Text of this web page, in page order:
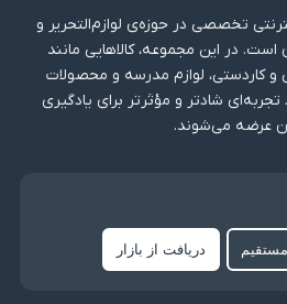
تخصصی در حوزه‌ی لوازم‌التحریر و
در این مجموعه، کالاهایی مانند
و کاردستی، لوازم مدرسه و محصولات
شادتر و مؤثرتر برای یادگیری
عرضه می‌شوند.
دریافت از بازار